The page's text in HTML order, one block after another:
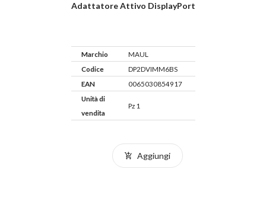
Adattatore Attivo DisplayPort
Marchio
MAUL
Codice
DP2DVIMM6BS
EAN
0065030854917
Unità di
vendita
Pz 1
Aggiungi